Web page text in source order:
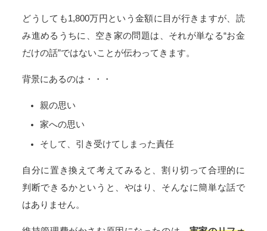
どうしても1,800万円という金額に目が行きますが、読
み進めるうちに、空き家の問題は、それが単なる“お金
だけの話”ではないことが伝わってきます。
背景にあるのは・・・
親の思い
家への思い
そして、引き受けてしまった責任
自分に置き換えて考えてみると、割り切って合理的に
判断できるかというと、やはり、そんなに簡単な話で
はありません。